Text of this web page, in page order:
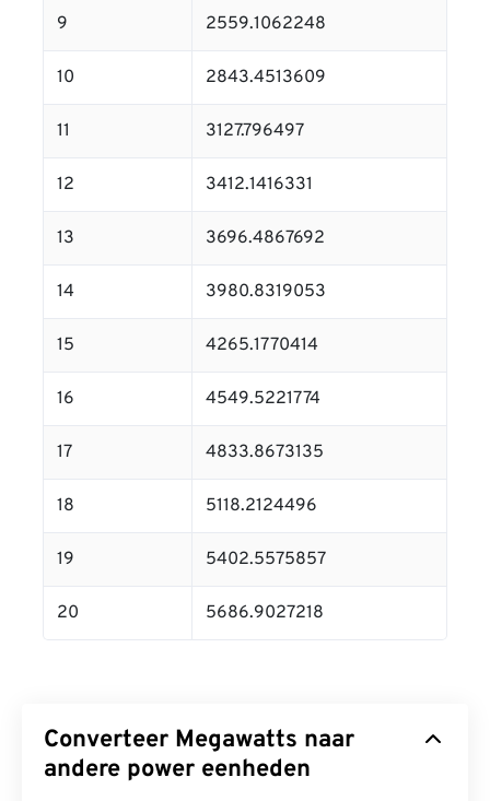
9 2559.1062248
10 2843.4513609
11 3127.796497
12 3412.1416331
13 3696.4867692
14 3980.8319053
15 4265.1770414
16 4549.5221774
17 4833.8673135
18 5118.2124496
19 5402.5575857
20 5686.9027218
Converteer Megawatts naar
andere power eenheden